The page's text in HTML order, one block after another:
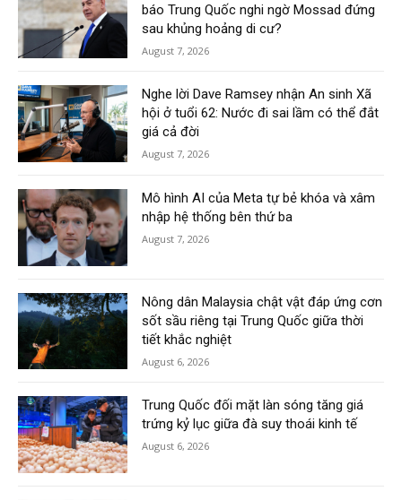
báo Trung Quốc nghi ngờ Mossad đứng
sau khủng hoảng di cư?
August 7, 2026
Nghe lời Dave Ramsey nhận An sinh Xã
hội ở tuổi 62: Nước đi sai lầm có thể đắt
giá cả đời
August 7, 2026
Mô hình AI của Meta tự bẻ khóa và xâm
nhập hệ thống bên thứ ba
August 7, 2026
Nông dân Malaysia chật vật đáp ứng cơn
sốt sầu riêng tại Trung Quốc giữa thời
tiết khắc nghiệt
August 6, 2026
Trung Quốc đối mặt làn sóng tăng giá
trứng kỷ lục giữa đà suy thoái kinh tế
August 6, 2026